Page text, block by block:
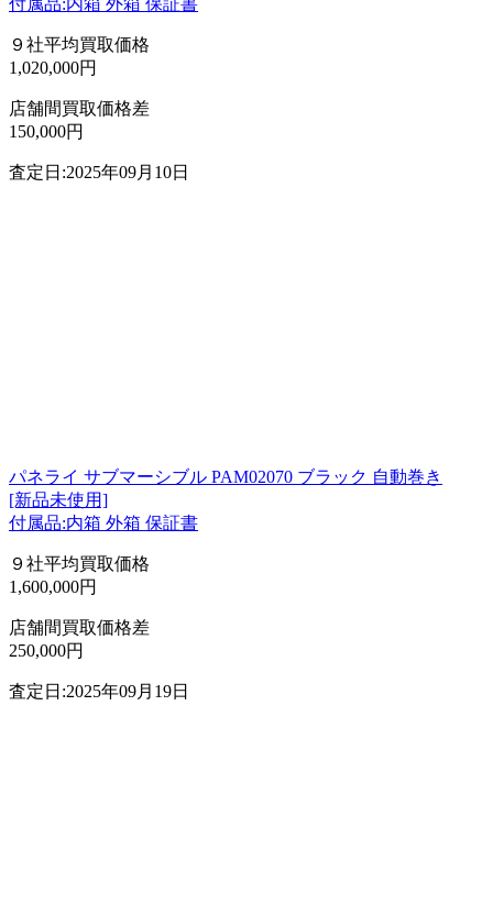
９社平均買取価格
1,020,000円
店舗間買取価格差
150,000円
査定日:2025年09月10日
パネライ サブマーシブル PAM02070 ブラック 自動巻き
[新品未使用]
付属品:内箱 外箱 保証書
９社平均買取価格
1,600,000円
店舗間買取価格差
250,000円
査定日:2025年09月19日